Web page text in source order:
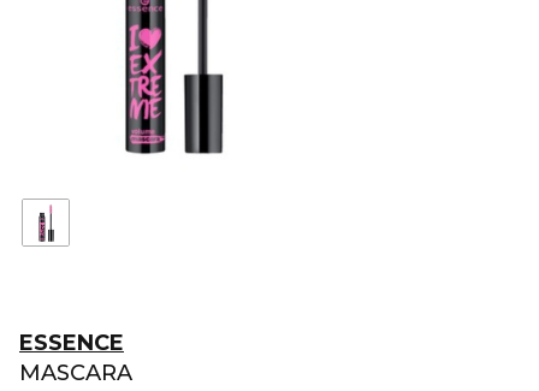
ESSENCE
MASCARA